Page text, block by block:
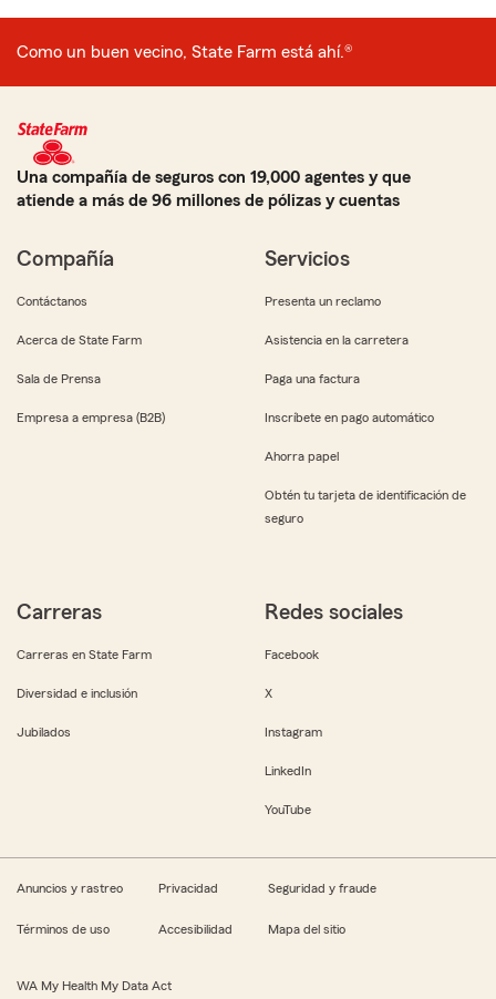
Como un buen vecino, State Farm está ahí.®
Una compañía de seguros con 19,000 agentes y que
atiende a más de 96 millones de pólizas y cuentas
Compañía
Contáctanos
Acerca de State Farm
Sala de Prensa
Empresa a empresa (B2B)
Servicios
Presenta un reclamo
Asistencia en la carretera
Paga una factura
Inscríbete en pago automático
Ahorra papel
Obtén tu tarjeta de identificación de
seguro
Carreras
Carreras en State Farm
Diversidad e inclusión
Jubilados
Redes sociales
Facebook
X
Instagram
LinkedIn
YouTube
Anuncios y rastreo Privacidad Seguridad y fraude
Términos de uso Accesibilidad Mapa del sitio
WA My Health My Data Act